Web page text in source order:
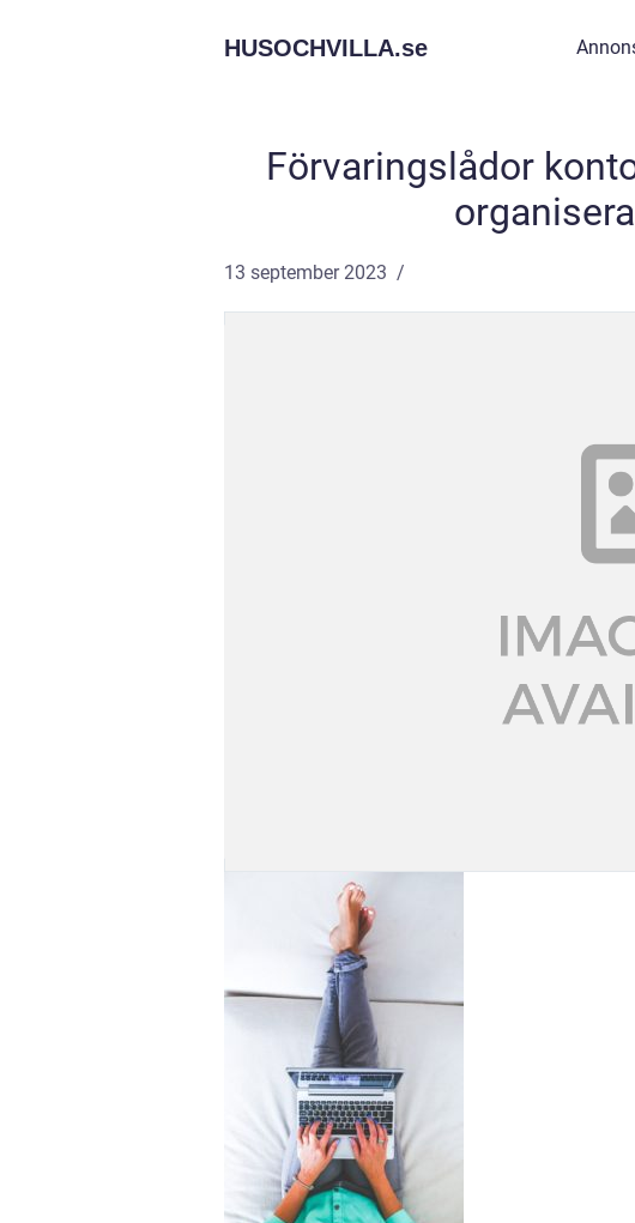
HUSOCHVILLA.se
Förvaringslådor
13 september 2023